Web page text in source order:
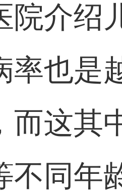
院介绍
率也是
而这其
不同年